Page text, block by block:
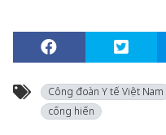
Công đoàn Y tế Việt Nam
cống hiến